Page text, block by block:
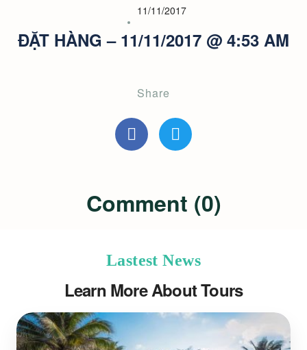
11/11/2017
ĐẶT HÀNG – 11/11/2017 @ 4:53 AM
Share
Comment (0)
Lastest News
Learn More About Tours